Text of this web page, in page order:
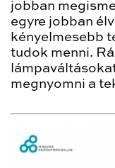
jobban
egyre jobban
kényelmesebb
tudok menni.
megnyomni a